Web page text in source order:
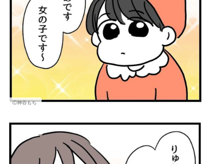
Ⓒ神谷もち